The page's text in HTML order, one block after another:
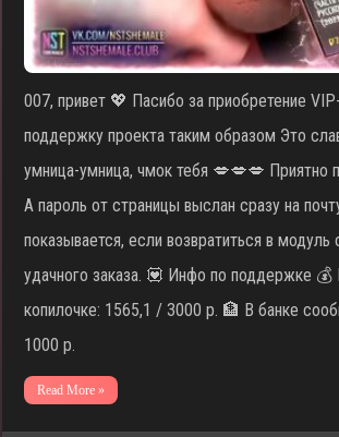
007, привет 💖 Пасибо за приобретение
поддержку проекта таким образом Это
умница-умница, чмок тебя 💋💋💋 Приятно
А пароль от страницы выслан сразу на
показывается, если возвратиться в модуль
удачного заказа. 💟 Инфо по поддержке 💰
копилочке: 1565,1 / 3000 р. 🏦 В банке
1000 р.
Read More »